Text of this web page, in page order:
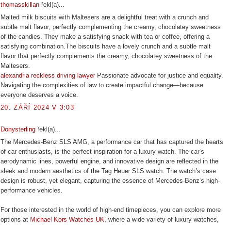
thomasskillan řekl(a)...
Malted milk biscuits with Maltesers are a delightful treat with a crunch and
subtle malt flavor, perfectly complementing the creamy, chocolatey sweetness
of the candies. They make a satisfying snack with tea or coffee, offering a
satisfying combination.The biscuits have a lovely crunch and a subtle malt
flavor that perfectly complements the creamy, chocolatey sweetness of the
Maltesers.
alexandria reckless driving lawyerPassionate advocate for justice and equality.
Navigating the complexities of law to create impactful change—because
everyone deserves a voice.
20. ZÁŘÍ 2024 V 3:03
Donysterling řekl(a)...
The Mercedes-Benz SLS AMG, a performance car that has captured the hearts
of car enthusiasts, is the perfect inspiration for a luxury watch. The car’s
aerodynamic lines, powerful engine, and innovative design are reflected in the
sleek and modern aesthetics of the Tag Heuer SLS watch. The watch’s case
design is robust, yet elegant, capturing the essence of Mercedes-Benz’s high-
performance vehicles.
For those interested in the world of high-end timepieces, you can explore more
options at Michael Kors Watches UK, where a wide variety of luxury watches,